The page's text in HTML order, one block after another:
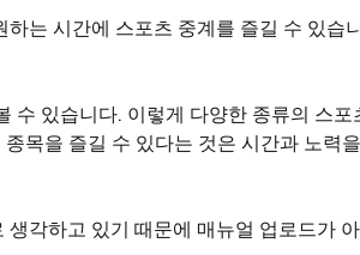
는 시간에 스포츠 중계를 즐길 수 있습
수 있습니다. 이렇게 다양한 종류의 스포
목을 즐길 수 있다는 것은 시간과 노력
각하고 있기 때문에 매뉴얼 업로드가